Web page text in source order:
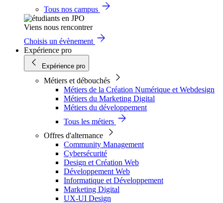
Tous nos campus
Viens nous rencontrer
Choisis un évènement
Expérience pro
Expérience pro
Métiers et débouchés
Métiers de la Création Numérique et Webdesign
Métiers du Marketing Digital
Métiers du développement
Tous les métiers
Offres d'alternance
Community Management
Cybersécurité
Design et Création Web
Développement Web
Informatique et Développement
Marketing Digital
UX-UI Design